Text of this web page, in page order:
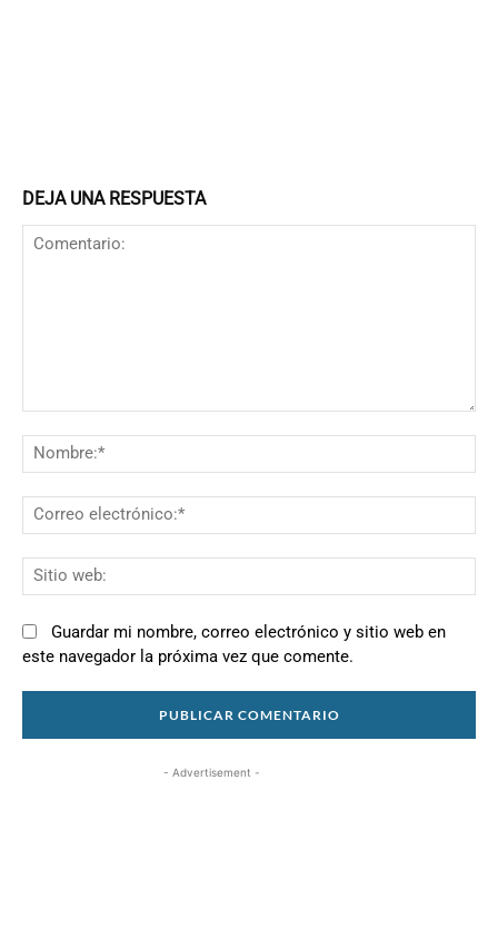
DEJA UNA RESPUESTA
Guardar mi nombre, correo electrónico y sitio web en
este navegador la próxima vez que comente.
- Advertisement -